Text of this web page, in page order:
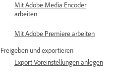
Mit Adobe Media Encoder
arbeiten
Mit Adobe Premiere arbeiten
Freigeben und exportieren
Export-Voreinstellungen anlegen